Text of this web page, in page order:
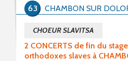
Période du
2 CONCERTS de fin du
orthodoxes slaves à
CHOEUR SLAVITSA
CHAMBON SUR
63